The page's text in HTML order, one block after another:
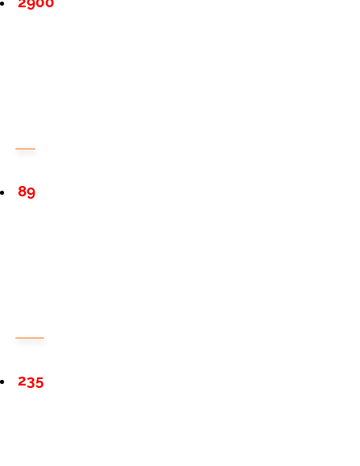
89
235